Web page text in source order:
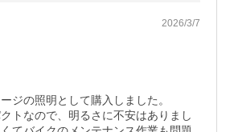
2026/3/7
ジの照明として購入しました。
トなので、明るさに不安はありまし